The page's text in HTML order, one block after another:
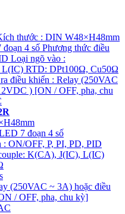
7 đoạn 4 số
: ON/OFF, P, PI, PD, PID
K(CA), J(IC), L(IC)
(250VAC ~ 3A) hoặc điều
/ OFF, pha, chu kỳ]